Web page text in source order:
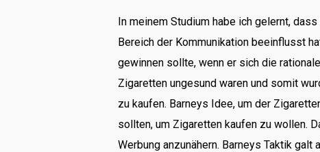
In meinem Studium habe ich gelernt,
Bereich der Kommunikation beeinflusst
gewinnen sollte, wenn er sich die
Zigaretten ungesund waren und somit
zu kaufen. Barneys Idee, um der
sollten, um Zigaretten kaufen zu wollen.
Werbung anzunähern. Barneys Taktik